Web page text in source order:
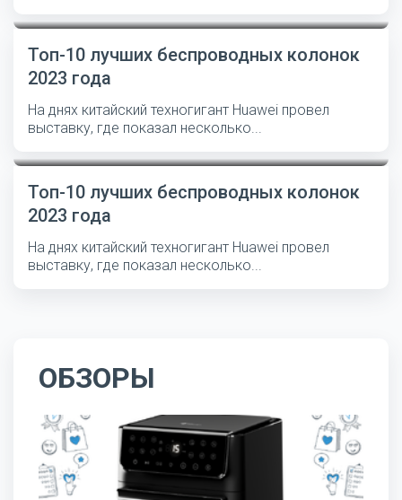
Топ-10 лучших беспроводных колонок
2023 года
На днях китайский техногигант Huawei провел
выставку, где показал несколько...
Топ-10 лучших беспроводных колонок
2023 года
На днях китайский техногигант Huawei провел
выставку, где показал несколько...
ОБЗОРЫ